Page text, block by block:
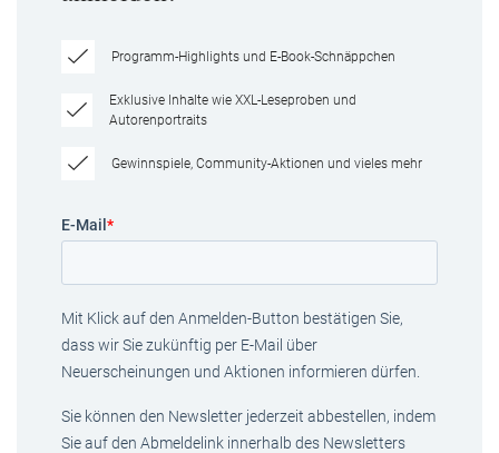
Programm-Highlights und E-Book-Schnäppchen
Exklusive Inhalte wie XXL-Leseproben und
Autorenportraits
Gewinnspiele, Community-Aktionen und vieles mehr
E-Mail *
Mit Klick auf den Anmelden-Button bestätigen Sie,
dass wir Sie zukünftig per E-Mail über
Neuerscheinungen und Aktionen informieren dürfen.
Sie können den Newsletter jederzeit abbestellen, indem
Sie auf den Abmeldelink innerhalb des Newsletters